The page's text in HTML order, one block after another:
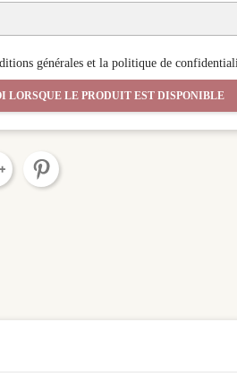
générales et la politique de
LORSQUE LE PRODUIT EST DISPONIBLE